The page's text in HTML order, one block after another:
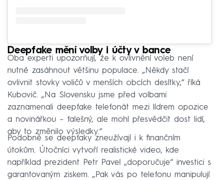
Deepfake mění volby i účty v bance
Oba experti upozorňují, že k ovlivnění voleb není
nutné zasáhnout většinu populace. „Někdy stačí
ovlivnit stovky voličů v menších obcích desítky,“ říká
Kubovič. „Na Slovensku jsme před volbami
zaznamenali deepfake telefonát mezi lídrem opozice
a novinářkou – falešný, ale mohl přesvědčit dost lidí,
aby to změnilo výsledky.“
Podobně se deepfaky zneužívají i k finančním
útokům. Útočníci vytvoří realistické video, kde
například prezident Petr Pavel „doporučuje“ investici s
garantovaným ziskem. „Pak vás po telefonu manipulují